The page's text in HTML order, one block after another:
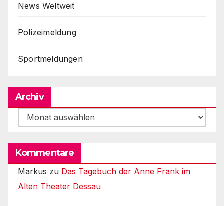
News Weltweit
Polizeimeldung
Sportmeldungen
Archiv
Archiv
Kommentare
Markus zu Das Tagebuch der Anne Frank im
Alten Theater Dessau